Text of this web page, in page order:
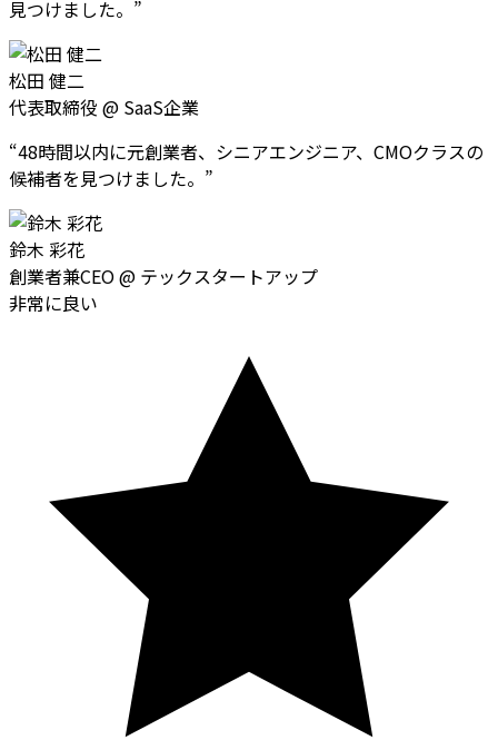
見つけました。 ”
松田 健二
代表取締役 @ SaaS企業
“48時間以内に元創業者、シニアエンジニア、CMOクラスの
候補者を見つけました。 ”
鈴木 彩花
創業者兼CEO@ テックスタートアップ
非常に良い